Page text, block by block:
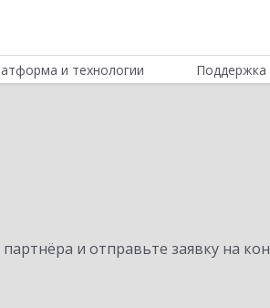
и технологии Поддержка
и отправьте заявку на